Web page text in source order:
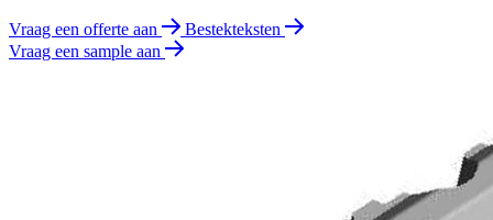
Vraag een offerte aan
Bestekteksten
Vraag een sample aan